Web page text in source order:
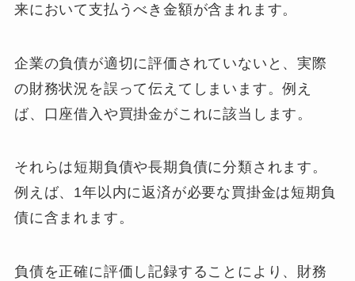
来において支払うべき金額が含まれます。
企業の負債が適切に評価されていないと、実際
の財務状況を誤って伝えてしまいます。例え
ば、口座借入や買掛金がこれに該当します。
それらは短期負債や長期負債に分類されます。
例えば、1年以内に返済が必要な買掛金は短期負
債に含まれます。
負債を正確に評価し記録することにより、財務